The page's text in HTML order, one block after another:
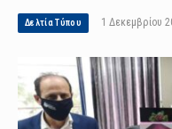
Δελτία Τύπου 1 Δεκεμβρίου